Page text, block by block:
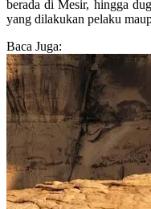
berada di Mesir, hingga
yang dilakukan pelaku
Baca Juga: